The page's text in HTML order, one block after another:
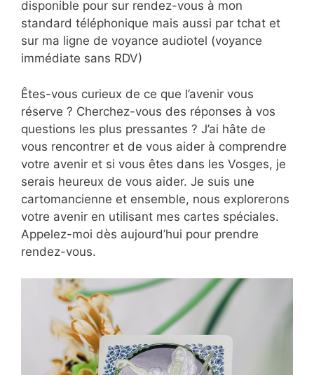
disponible pour sur rendez-vous à mon
standard téléphonique mais aussi par tchat et
sur ma ligne de voyance audiotel (voyance
immédiate sans RDV)
Êtes-vous curieux de ce que l’avenir vous
réserve ? Cherchez-vous des réponses à vos
questions les plus pressantes ? J’ai hâte de
vous rencontrer et de vous aider à comprendre
votre avenir et si vous êtes dans les Vosges, je
serais heureux de vous aider. Je suis une
cartomancienne et ensemble, nous explorerons
votre avenir en utilisant mes cartes spéciales.
Appelez-moi dès aujourd’hui pour prendre
rendez-vous.